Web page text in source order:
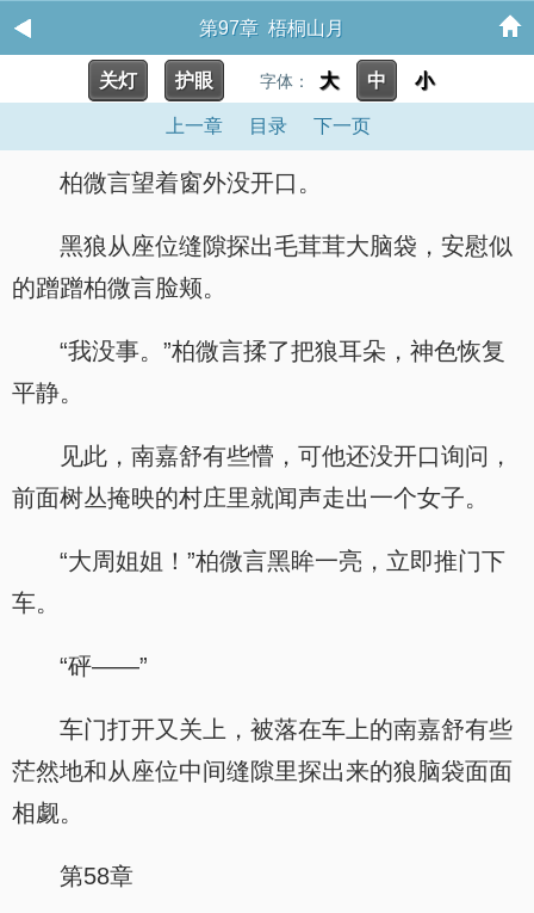
第97章 梧桐山月
关灯 护眼 字体： 大 中 小
上一章 目录 下一页
柏微言望着窗外没开口。
黑狼从座位缝隙探出毛茸茸大脑袋，安慰似
的蹭蹭柏微言脸颊。
“我没事。”柏微言揉了把狼耳朵，神色恢复
平静。
见此，南嘉舒有些懵，可他还没开口询问，
前面树丛掩映的村庄里就闻声走出一个女子。
“大周姐姐！”柏微言黑眸一亮，立即推门下
车。
“砰——”
车门打开又关上，被落在车上的南嘉舒有些
茫然地和从座位中间缝隙里探出来的狼脑袋面面
相觑。
第58章